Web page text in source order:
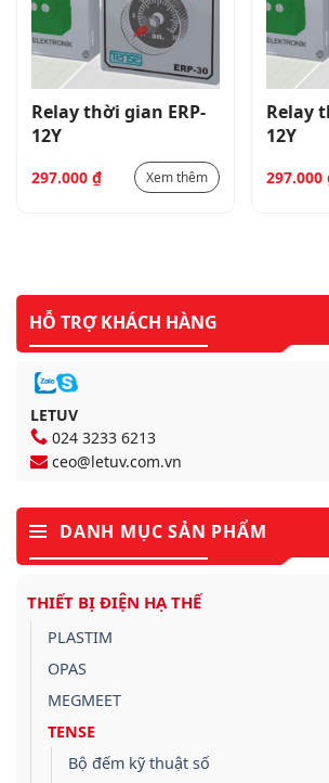
Relay thời gian ERP-
12Y
297.000 ₫ Xem thêm
Relay
12Y
297.000
HỖ TRỢ KHÁCH HÀNG
LETUV
024 3233 6213
ceo@letuv.com.vn
DANH MỤC SẢN PHẨM
THIẾT BỊ ĐIỆN HẠ THẾ
PLASTIM
OPAS
MEGMEET
TENSE
Bộ đếm kỹ thuật số